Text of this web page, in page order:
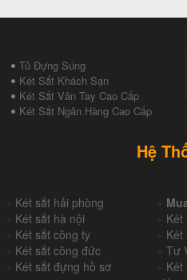
Tủ Đựng Súng
Két Sắt Khách Sạn
Két Sắt Vân Tay Cao Cấp
Két Sắt Ngân Hàng Cao Cấp
Hệ
Két sắt hải phòng
Két sắt hà nội Két
Két sắt công ty Két
Két sắt công đức Tư
Két sắt đựng hồ sơ
Két